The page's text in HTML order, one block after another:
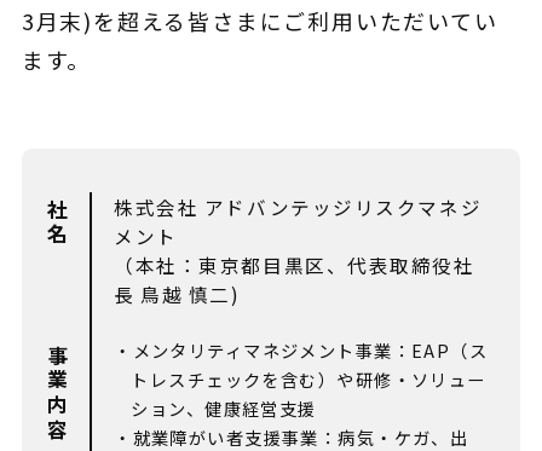
3月末)を超える皆さまにご利用いただいてい
ます。
社名
事業内容
株式会社 アドバンテッジリスクマネジ
メント
（本社：東京都目黒区、代表取締役社
長 鳥越 慎二)
・メンタリティマネジメント事業：EAP（ス
トレスチェックを含む）や研修・ソリュー
ション、健康経営支援
・就業障がい者支援事業：病気・ケガ、出